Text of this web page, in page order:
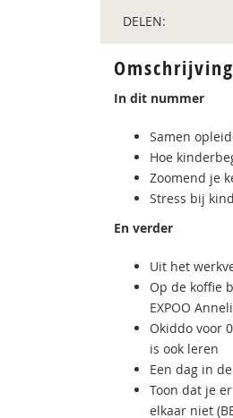
DELEN:
Omschrijving
In dit nummer
Samen
Hoe
Zoomend je
Stress bij
En verder
Uit het
Op de koffie
EXPOO
Okiddo voor
is ook leren
Een dag in
Toon dat je
elkaar niet